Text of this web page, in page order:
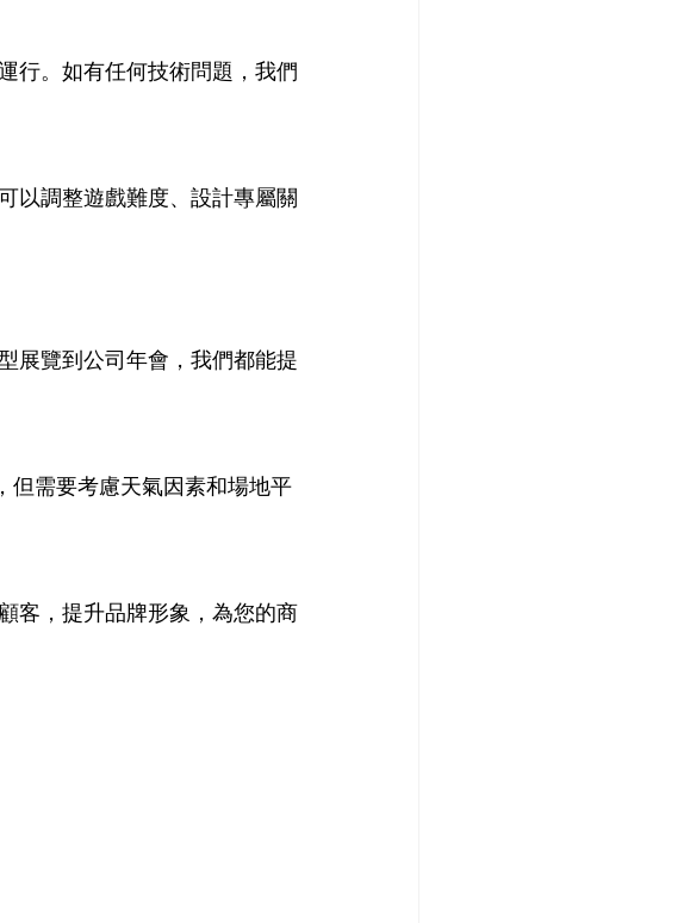
行。如有任何技術問題，我們
以調整遊戲難度、設計專屬關
展覽到公司年會，我們都能提
但需要考慮天氣因素和場地平
客，提升品牌形象，為您的商